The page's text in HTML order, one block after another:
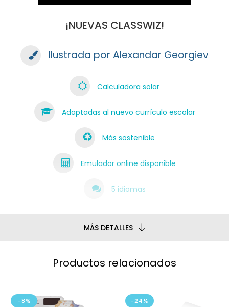
¡NUEVAS CLASSWIZ!
Ilustrada por Alexandar Georgiev
Calculadora solar
Adaptadas al nuevo currículo escolar
Más sostenible
Emulador online disponible
5 idiomas
MÁS DETALLES
Productos relacionados
-8% -24%